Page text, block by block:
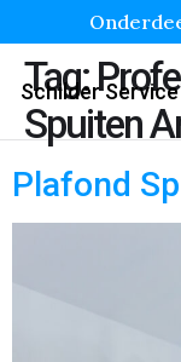
Schilder
Tag:
Spuiten
Plafond